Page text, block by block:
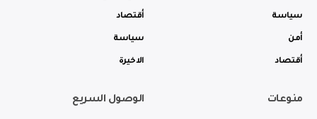
سياسة
أمن
أقتصاد
أقتصاد
سياسة
الاخيرة
منوعات الوصول السريع